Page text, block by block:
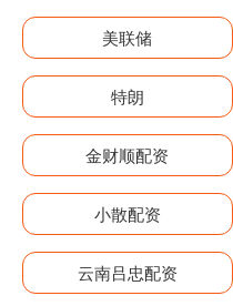
美联储
特朗
金财顺配资
小散配资
云南吕忠配资